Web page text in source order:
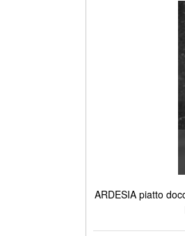
ARDESIA piatto